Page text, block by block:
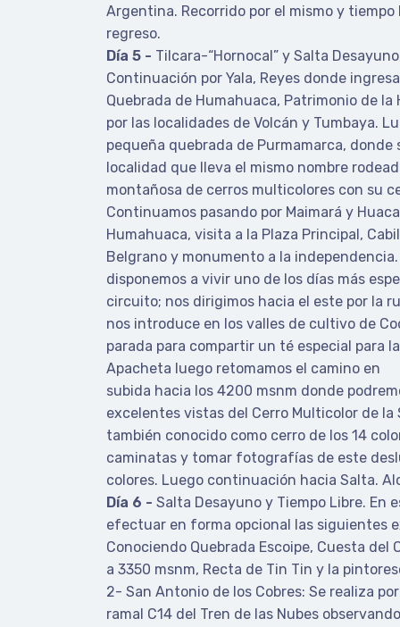
Argentina. Recorrido por el mismo y tiempo
regreso.
Día 5 - Tilcara-“Hornocal” y Salta
Continuación por Yala, Reyes donde
Quebrada de Humahuaca, Patrimonio de la
por las localidades de Volcán y Tumbaya.
pequeña quebrada de Purmamarca,
localidad que lleva el mismo nombre
montañosa de cerros multicolores con su
Continuamos pasando por Maimará y
Humahuaca, visita a la Plaza Principal,
Belgrano y monumento a la
disponemos a vivir uno de los días más
circuito; nos dirigimos hacia el este por la
nos introduce en los valles de cultivo de
parada para compartir un té especial para
Apacheta luego retomamos el camino en
subida hacia los 4200 msnm donde
excelentes vistas del Cerro Multicolor de la
también conocido como cerro de los 14
caminatas y tomar fotografías de este
colores. Luego continuación hacia Salta.
Día 6 - Salta Desayuno y Tiempo Libre. En
efectuar en forma opcional las siguientes
Conociendo Quebrada Escoipe, Cuesta del
a 3350 msnm, Recta de Tin Tin y la
2- San Antonio de los Cobres: Se realiza
ramal C14 del Tren de las Nubes